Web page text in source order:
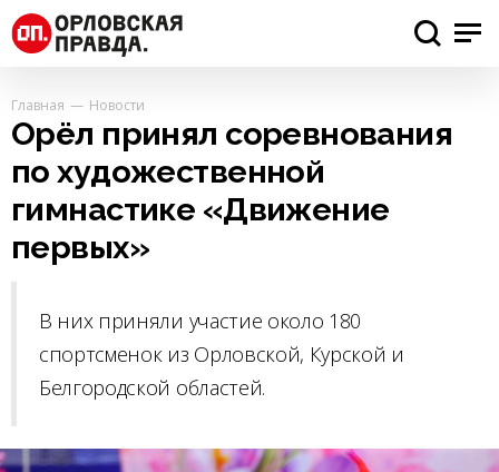
Главная Новости
Орёл принял соревнования
по художественной
гимнастике «Движение
первых»
В них приняли участие около 180
спортсменок из Орловской, Курской и
Белгородской областей.